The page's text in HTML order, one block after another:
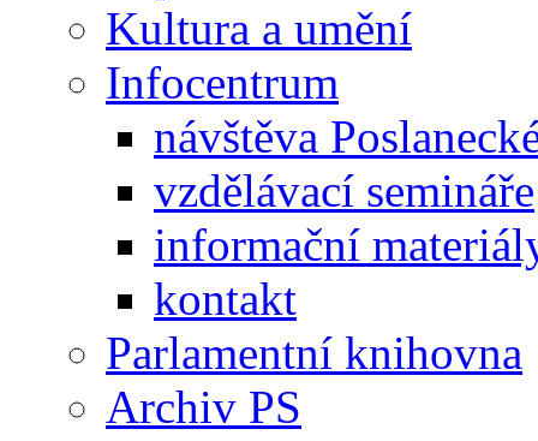
Kultura a umění
Infocentrum
návštěva
vzdělávací semináře
informační
kontakt
Parlamentní knihovna
Archiv PS